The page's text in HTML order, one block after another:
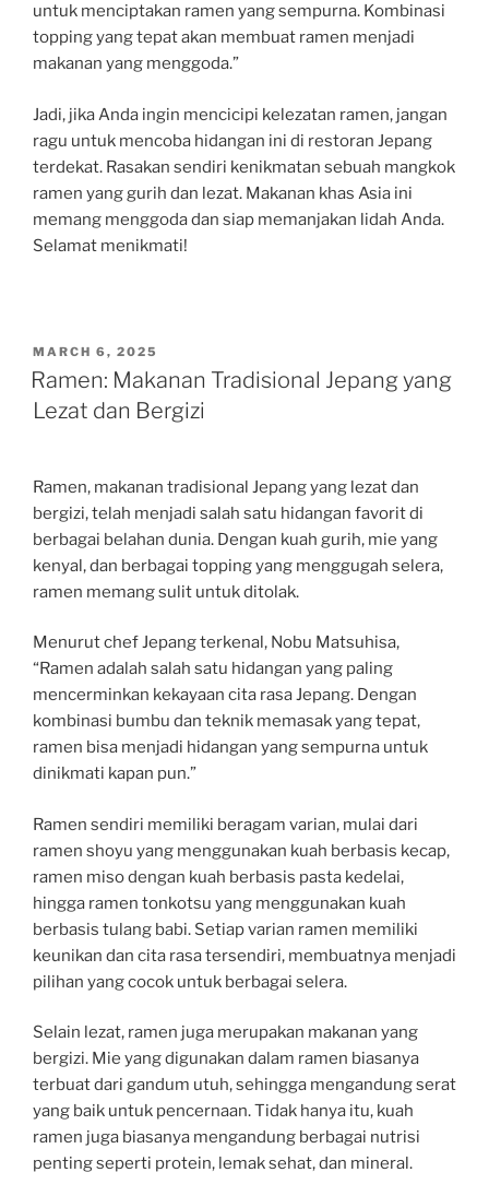
untuk menciptakan ramen yang sempurna. Kombinasi
topping yang tepat akan membuat ramen menjadi
makanan yang menggoda.”
Jadi, jika Anda ingin mencicipi kelezatan ramen, jangan
ragu untuk mencoba hidangan ini di restoran Jepang
terdekat. Rasakan sendiri kenikmatan sebuah mangkok
ramen yang gurih dan lezat. Makanan khas Asia ini
memang menggoda dan siap memanjakan lidah Anda.
Selamat menikmati!
POSTED
ON
MARCH 6, 2025
Ramen: Makanan Tradisional Jepang yang
Lezat dan Bergizi
Ramen, makanan tradisional Jepang yang lezat dan
bergizi, telah menjadi salah satu hidangan favorit di
berbagai belahan dunia. Dengan kuah gurih, mie yang
kenyal, dan berbagai topping yang menggugah selera,
ramen memang sulit untuk ditolak.
Menurut chef Jepang terkenal, Nobu Matsuhisa,
“Ramen adalah salah satu hidangan yang paling
mencerminkan kekayaan cita rasa Jepang. Dengan
kombinasi bumbu dan teknik memasak yang tepat,
ramen bisa menjadi hidangan yang sempurna untuk
dinikmati kapan pun.”
Ramen sendiri memiliki beragam varian, mulai dari
ramen shoyu yang menggunakan kuah berbasis kecap,
ramen miso dengan kuah berbasis pasta kedelai,
hingga ramen tonkotsu yang menggunakan kuah
berbasis tulang babi. Setiap varian ramen memiliki
keunikan dan cita rasa tersendiri, membuatnya menjadi
pilihan yang cocok untuk berbagai selera.
Selain lezat, ramen juga merupakan makanan yang
bergizi. Mie yang digunakan dalam ramen biasanya
terbuat dari gandum utuh, sehingga mengandung serat
yang baik untuk pencernaan. Tidak hanya itu, kuah
ramen juga biasanya mengandung berbagai nutrisi
penting seperti protein, lemak sehat, dan mineral.